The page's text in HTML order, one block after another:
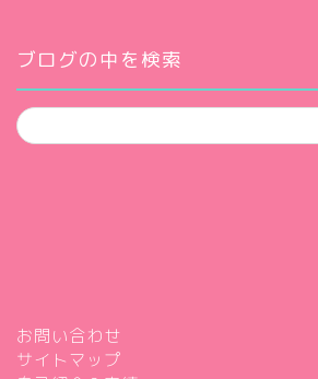
ブログの中を検索
お問い合わせ
サイトマップ